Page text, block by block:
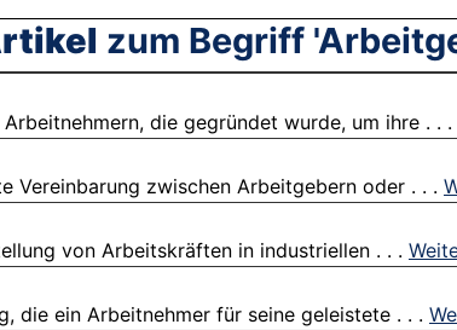
zum Begriff
die gegründet wurde, um ihre . . .
Vereinbarung zwischen Arbeitgebern oder . . .
von Arbeitskräften in industriellen . . .
die ein Arbeitnehmer für seine geleistete . . .